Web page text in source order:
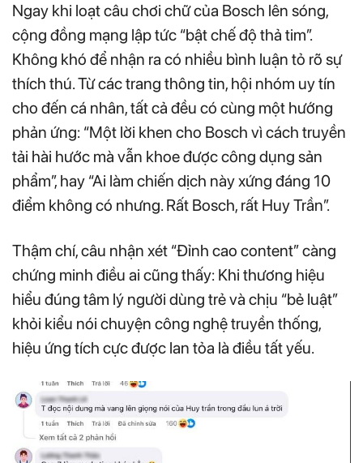
Ngay khi loạt câu chơi chữ của Bosch lên sóng,
cộng đồng mạng lập tức “bật chế độ thả tim”.
Không khó để nhận ra có nhiều bình luận tỏ rõ sự
thích thú. Từ các trang thông tin, hội nhóm uy tín
cho đến cá nhân, tất cả đều có cùng một hướng
phản ứng: “Một lời khen cho Bosch vì cách truyền
tải hài hước mà vẫn khoe được công dụng sản
phẩm”, hay “Ai làm chiến dịch này xứng đáng 10
điểm không có nhưng. Rất Bosch, rất Huy Trần”.
Thậm chí, câu nhận xét “Đỉnh cao content” càng
chứng minh điều ai cũng thấy: Khi thương hiệu
hiểu đúng tâm lý người dùng trẻ và chịu “bẻ luật”
khỏi kiểu nói chuyện công nghệ truyền thống,
hiệu ứng tích cực được lan tỏa là điều tất yếu.